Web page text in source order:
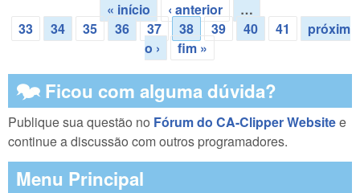
Páginas
« início ‹ anterior
…
33
34 35 36 37 38 39 40 41
próxim
o ›
fim »
🗫 Ficou com alguma dúvida?
Publique sua questão no Fórum do CA-Clipper Websitee
continue a discussão com outros programadores.
Menu Principal